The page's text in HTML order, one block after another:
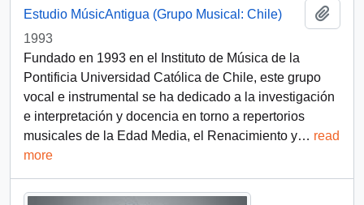
Estudio MúsicAntigua (Grupo Musical: Chile)
1993
Fundado en 1993 en el Instituto de Música de la
Pontificia Universidad Católica de Chile, este grupo
vocal e instrumental se ha dedicado a la investigación
e interpretación y docencia en torno a repertorios
musicales de la Edad Media, el Renacimiento y… read
more